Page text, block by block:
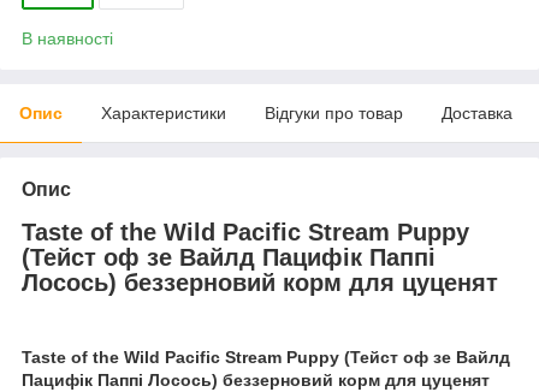
В наявності
Опис Характеристики Відгуки про товар Доставка
Опис
Taste of the Wild Pacific Stream Puppy
(Тейст оф зе Вайлд Пацифік Паппі
Лосось) беззерновий корм для цуценят
Taste of the Wild Pacific Stream Puppy (Тейст оф зе Вайлд
Пацифік Паппі Лосось) беззерновий корм для цуценят